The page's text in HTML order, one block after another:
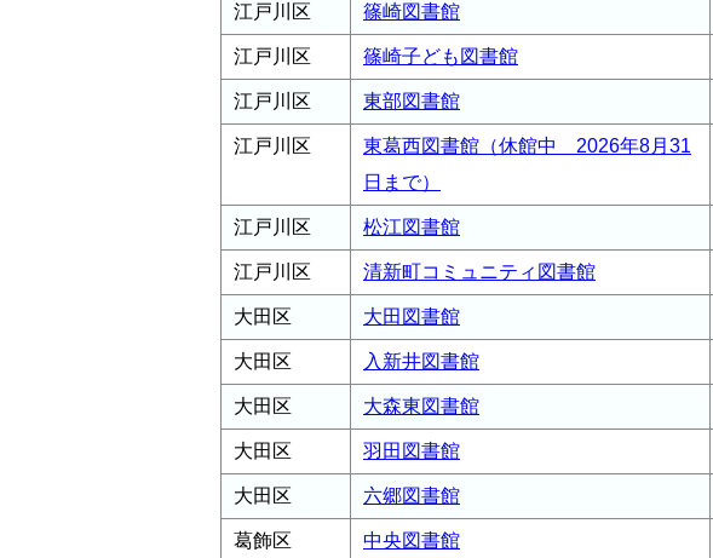
江戸川区 篠崎図書館
江戸川区 篠崎子ども図書館
江戸川区 東部図書館
江戸川区
東葛西図書館（休館中 2026年8月31
日まで）
江戸川区 松江図書館
江戸川区 清新町コミュニティ図書館
大田区 大田図書館
大田区 入新井図書館
大田区 大森東図書館
大田区 羽田図書館
大田区 六郷図書館
葛飾区 中央図書館